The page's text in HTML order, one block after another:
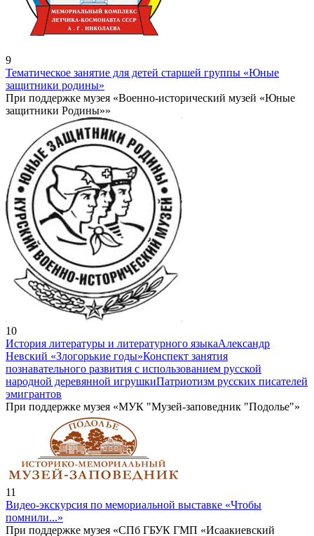
9
Тематическое занятие для детей старшей группы «Юные
защитники родины»
При поддержке музея «Военно-исторический музей «Юные
защитники Родины»»
10
История литературы и литературного языкаАлександр
Невский «Злогорькие годы»Конспект занятия
познавательного развития с использованием русской
народной деревянной игрушкиПатриотизм русских писателей
эмигрантов
При поддержке музея «МУК "Музей-заповедник "Подолье"»
11
Видео-экскурсия по мемориальной выставке «Чтобы
помнили...»
При поддержке музея «СПб ГБУК ГМП «Исаакиевский